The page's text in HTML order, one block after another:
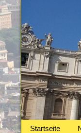
Startseite